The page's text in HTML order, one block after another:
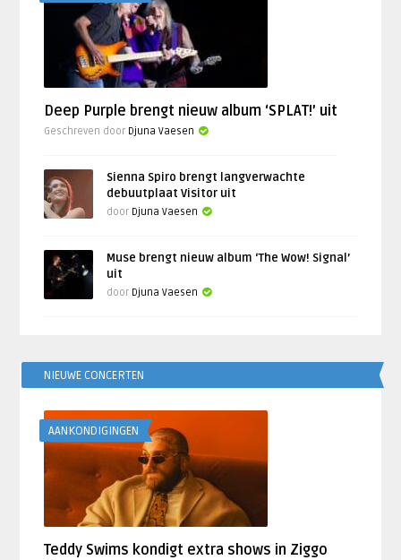
Deep Purple brengt nieuw album ‘SPLAT!’ uit
Geschreven door Djuna Vaesen
Sienna Spiro brengt langverwachte
debuutplaat Visitor uit
door Djuna Vaesen
Muse brengt nieuw album ‘The Wow! Signal’
uit
door Djuna Vaesen
NIEUWE CONCERTEN
AANKONDIGINGEN
Teddy Swims kondigt extra shows in Ziggo